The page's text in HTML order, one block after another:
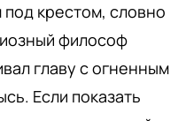
под крестом, словно
философ
главу с огненным
Если показать